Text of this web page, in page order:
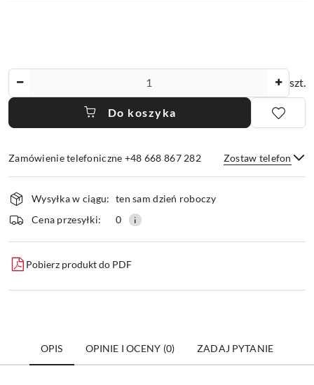
szt.
Do koszyka
Zamówienie telefoniczne +48 668 867 282 Zostaw telefon
Wyślij
Dostępność
i
dostawa
Wysyłka w ciągu: ten sam dzień roboczy
Cena przesyłki:
0
Pobierz produkt do PDF
OPIS OPINIE I OCENY (0) ZADAJ PYTANIE